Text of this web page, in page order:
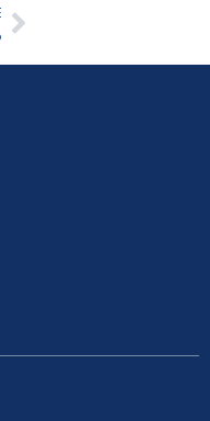
Siguiente